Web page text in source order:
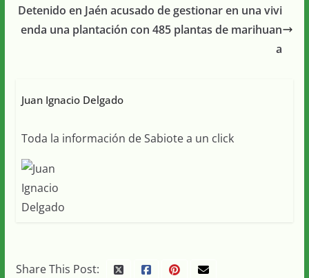
Detenido en Jaén acusado de gestionar en una vivi
enda una plantación con 485 plantas de marihuan
a
Juan Ignacio Delgado
Toda la información de Sabiote a un click
Share This Post: